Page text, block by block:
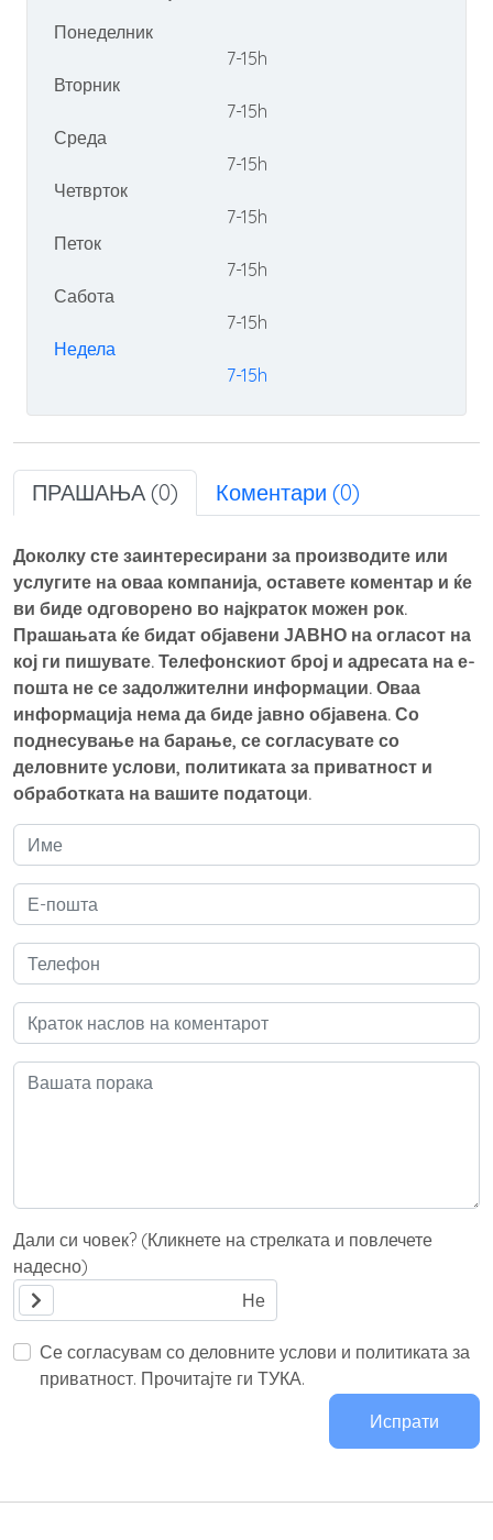
Понеделник
7-15h
Вторник
7-15h
Среда
7-15h
Четврток
7-15h
Петок
7-15h
Сабота
7-15h
Недела
7-15h
ПРАШАЊА (0) Коментари (0)
Доколку сте заинтересирани за производите или
услугите на оваа компанија, оставете коментар и ќе
ви биде одговорено во најкраток можен рок.
Прашањата ќе бидат објавени ЈАВНО на огласот на
кој ги пишувате. Телефонскиот број и адресата на е-
пошта не се задолжителни информации. Оваа
информација нема да биде јавно објавена. Со
поднесување на барање, се согласувате со
деловните услови, политиката за приватност и
обработката на вашите податоци.
Дали си човек? (Кликнете на стрелката и повлечете
надесно)
Се согласувам со деловните услови и политиката за
приватност. Прочитајте ги ТУКА.
Испрати